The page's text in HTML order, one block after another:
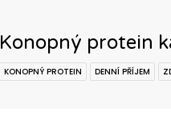
Konopný protein
KONOPNÝ PROTEIN DENNÍ PŘÍJEM